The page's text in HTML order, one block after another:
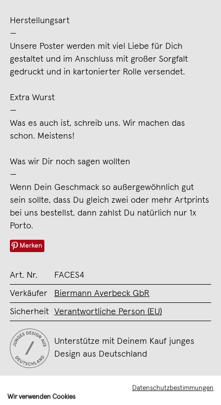
Herstellungsart
—
Unsere Poster werden mit viel Liebe für Dich
gestaltet und im Anschluss mit großer Sorgfalt
gedruckt und in kartonierter Rolle versendet.
Extra Wurst
—
Was es auch ist, schreib uns. Wir machen das
schon. Meistens!
Was wir Dir noch sagen wollten
—
Wenn Dein Geschmack so außergewöhnlich gut
sein sollte, dass Du gleich zwei oder mehr Artprints
bei uns bestellst, dann zahlst Du natürlich nur 1x
Porto.
Merken
Art. Nr. FACES4
Verkäufer Biermann Averbeck GbR
Sicherheit Verantwortliche Person (EU)
Unterstütze mit Deinem Kauf junges
Design aus Deutschland
Datenschutzbestimmungen
Wir verwenden Cookies